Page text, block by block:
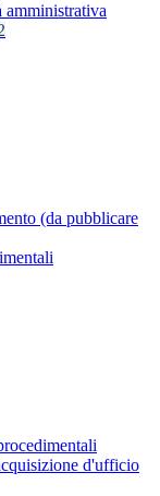
amministrativa
(da pubblicare
d'ufficio